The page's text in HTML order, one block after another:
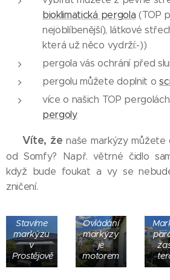
bioklimatická pergola (TOP
nejoblíbenější), látkové
která už něco vydrží:-))
pergola vás ochrání před
pergolu můžete doplnit o
více o našich TOP
pergoly
Víte, že naše markýzy
od Somfy? Např. větrné čidlo
když bude foukat a vy se
zničení.
Stavíme
markýzu
v
Prostějově
Ovládání
markýzy
je
motorem